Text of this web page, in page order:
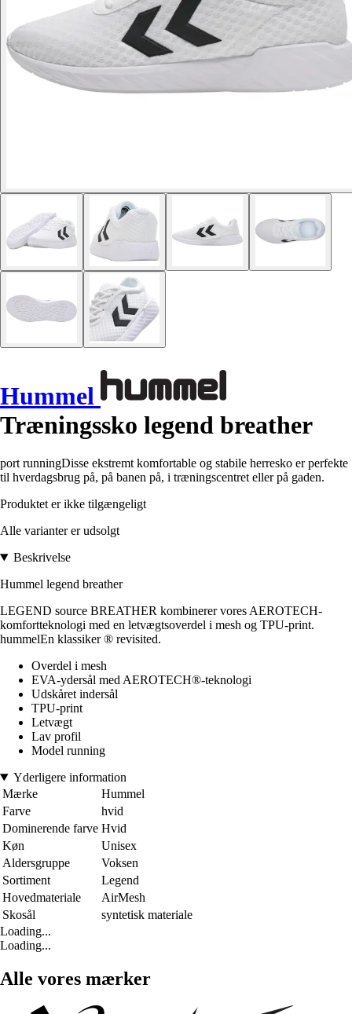
Hummel
Træningssko legend breather
port runningDisse ekstremt komfortable og stabile herresko er perfekte
til hverdagsbrug på, på banen på, i træningscentret eller på gaden.
Produktet er ikke tilgængeligt
Alle varianter er udsolgt
Beskrivelse
Hummel legend breather
LEGEND source BREATHER kombinerer vores AEROTECH-
komfortteknologi med en letvægtsoverdel i mesh og TPU-print.
hummelEn klassiker ® revisited.
Overdel i mesh
EVA-ydersål med AEROTECH®-teknologi
Udskåret indersål
TPU-print
Letvægt
Lav profil
Model running
Yderligere information
Mærke
Hummel
Farve
hvid
Dominerende farve Hvid
Køn
Unisex
Aldersgruppe
Voksen
Sortiment
Legend
Hovedmateriale
AirMesh
Skosål
syntetisk materiale
Loading...
Loading...
Alle vores mærker